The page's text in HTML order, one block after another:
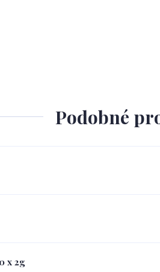
Podobné
x 2g